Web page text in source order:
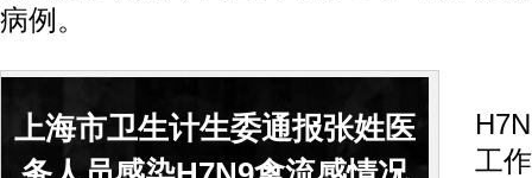
病例。
上海市卫生计生委通报张姓医
工